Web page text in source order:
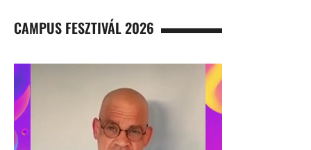
CAMPUS FESZTIVÁL 2026